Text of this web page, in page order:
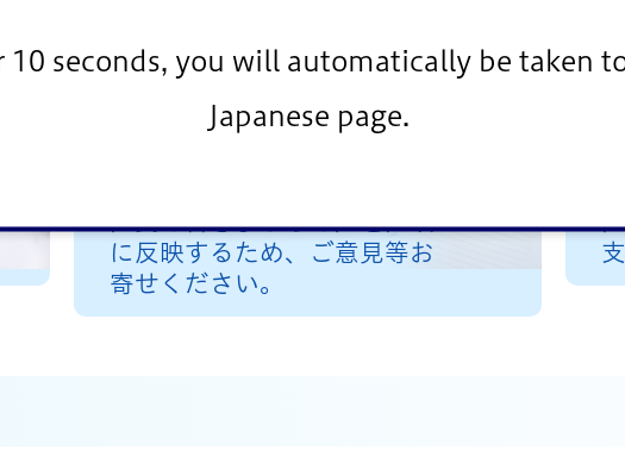
10 seconds, you will automatically be taken
Japanese page.
区民の皆さまからの声を区政
に反映するため、ご意見等お
寄せください。